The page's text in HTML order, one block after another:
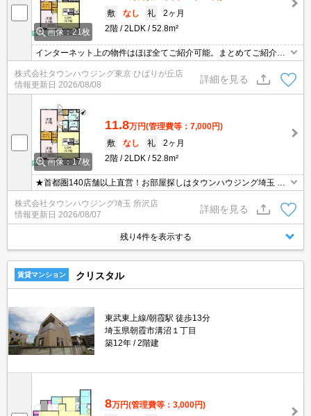
画像：21枚
敷
なし 礼
2ヶ月
2階
2LDK 52.8m²
インターネット上の物件はほぼ全てご紹介可能。まとめてご紹介致
します。お気軽にお問合せください。お部屋探しは情報量地域ナン
バー1のタウンハウジングまで。
株式会社タウンハウジング東京 ひばりが丘店
情報更新日 2026/08/08
詳細を見る
画像：17枚
11.8万円(管理費等：7,000円)
敷
なし 礼
2ヶ月
2階
2LDK 52.8m²
★首都圏140店舗以上直営！お部屋探しはタウンハウジング埼玉 所
沢店へ★
株式会社タウンハウジング埼玉 所沢店
情報更新日 2026/08/07
詳細を見る
残り4件を表示する
賃貸マンション クリスタル
東武東上線/朝霞駅 徒歩13分
埼玉県朝霞市溝沼１丁目
築12年
2階建
8万円(管理費等：3,000円)